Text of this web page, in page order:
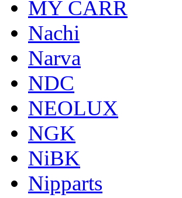
MY CARR
Nachi
Narva
NDC
NEOLUX
NGK
NiBK
Nipparts